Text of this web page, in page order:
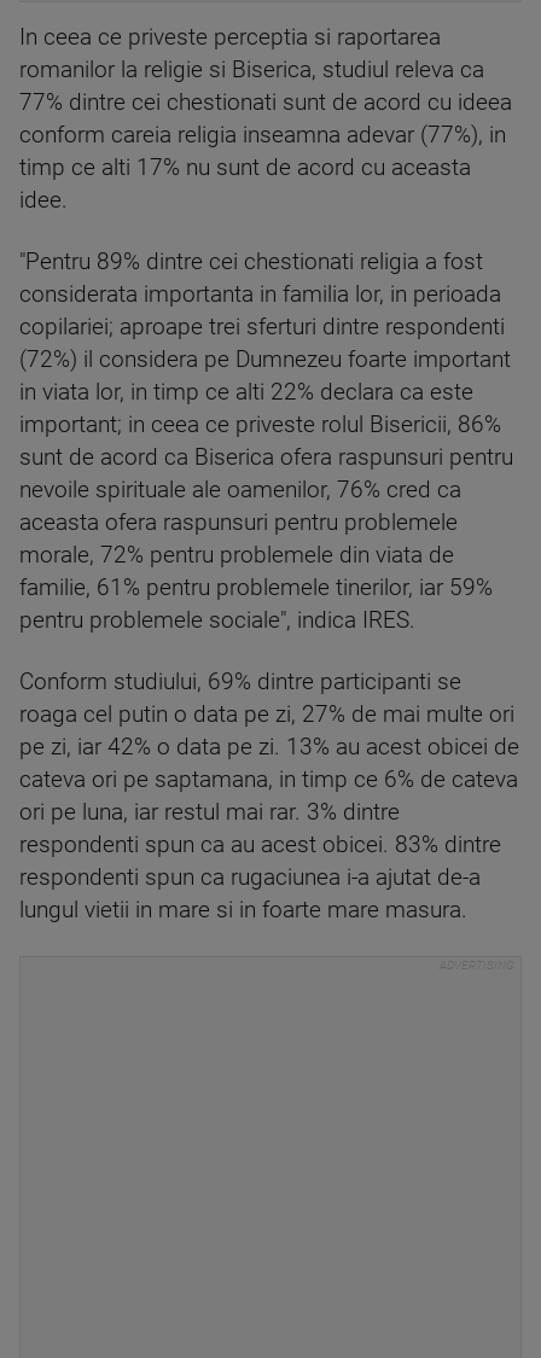
In ceea ce priveste perceptia si raportarea
romanilor la religie si Biserica, studiul releva ca
77% dintre cei chestionati sunt de acord cu ideea
conform careia religia inseamna adevar (77%), in
timp ce alti 17% nu sunt de acord cu aceasta
idee.
"Pentru 89% dintre cei chestionati religia a fost
considerata importanta in familia lor, in perioada
copilariei; aproape trei sferturi dintre respondenti
(72%) il considera pe Dumnezeu foarte important
in viata lor, in timp ce alti 22% declara ca este
important; in ceea ce priveste rolul Bisericii, 86%
sunt de acord ca Biserica ofera raspunsuri pentru
nevoile spirituale ale oamenilor, 76% cred ca
aceasta ofera raspunsuri pentru problemele
morale, 72% pentru problemele din viata de
familie, 61% pentru problemele tinerilor, iar 59%
pentru problemele sociale", indica IRES.
Conform studiului, 69% dintre participanti se
roaga cel putin o data pe zi, 27% de mai multe ori
pe zi, iar 42% o data pe zi. 13% au acest obicei de
cateva ori pe saptamana, in timp ce 6% de cateva
ori pe luna, iar restul mai rar. 3% dintre
respondenti spun ca au acest obicei. 83% dintre
respondenti spun ca rugaciunea i-a ajutat de-a
lungul vietii in mare si in foarte mare masura.